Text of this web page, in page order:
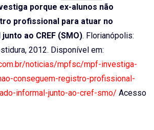
porque ex-alunos não
profissional para atuar no
ao CREF (SMO). Florianópolis:
2012. Disponível em:
noticias/mpfsc/mpf-investiga-
conseguem-registro-profissional-
informal-junto-ao-cref-smo/ Acesso